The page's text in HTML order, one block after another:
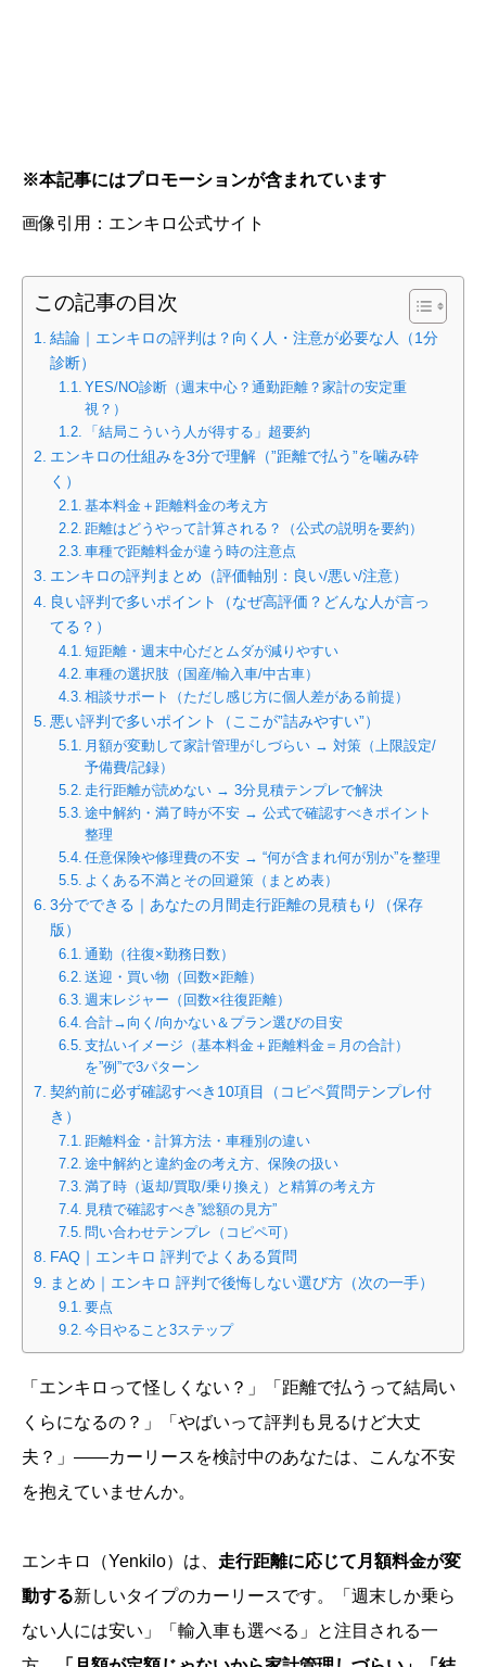
※本記事にはプロモーションが含まれています
画像引用：エンキロ公式サイト
この記事の目次
結論｜エンキロの評判は？向く人・注意が必要な人（1分
診断）
YES/NO診断（週末中心？通勤距離？家計の安定重
視？）
「結局こういう人が得する」超要約
エンキロの仕組みを3分で理解（”距離で払う”を噛み砕
く）
基本料金＋距離料金の考え方
距離はどうやって計算される？（公式の説明を要約）
車種で距離料金が違う時の注意点
エンキロの評判まとめ（評価軸別：良い/悪い/注意）
良い評判で多いポイント（なぜ高評価？どんな人が言っ
てる？）
短距離・週末中心だとムダが減りやすい
車種の選択肢（国産/輸入車/中古車）
相談サポート（ただし感じ方に個人差がある前提）
悪い評判で多いポイント（ここが”詰みやすい”）
月額が変動して家計管理がしづらい → 対策（上限設定/
予備費/記録）
走行距離が読めない → 3分見積テンプレで解決
途中解約・満了時が不安 → 公式で確認すべきポイント
整理
任意保険や修理費の不安 → “何が含まれ何が別か”を整理
よくある不満とその回避策（まとめ表）
3分でできる｜あなたの月間走行距離の見積もり（保存
版）
通勤（往復×勤務日数）
送迎・買い物（回数×距離）
週末レジャー（回数×往復距離）
合計→向く/向かない＆プラン選びの目安
支払いイメージ（基本料金＋距離料金＝月の合計）
を”例”で3パターン
契約前に必ず確認すべき10項目（コピペ質問テンプレ付
き）
距離料金・計算方法・車種別の違い
途中解約と違約金の考え方、保険の扱い
満了時（返却/買取/乗り換え）と精算の考え方
見積で確認すべき”総額の見方”
問い合わせテンプレ（コピペ可）
FAQ｜エンキロ 評判でよくある質問
まとめ｜エンキロ 評判で後悔しない選び方（次の一手）
要点
今日やること3ステップ
「エンキロって怪しくない？」「距離で払うって結局い
くらになるの？」「やばいって評判も見るけど大丈
夫？」——カーリースを検討中のあなたは、こんな不安
を抱えていませんか。
エンキロ（Yenkilo）は、 走行距離に応じて月額料金が変
動する新しいタイプのカーリースです。「週末しか乗ら
ない人には安い」「輸入車も選べる」と注目される一